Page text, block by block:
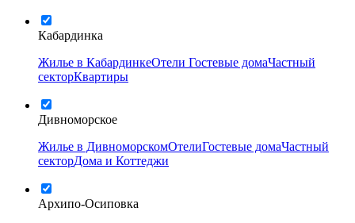
Кабардинка
Жилье в КабардинкеОтели Гостевые домаЧастный
секторКвартиры
Дивноморское
Жилье в ДивноморскомОтелиГостевые домаЧастный
секторДома и Коттеджи
Архипо-Осиповка